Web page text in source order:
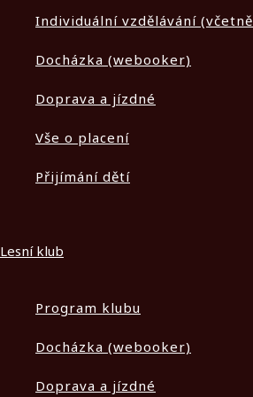
Individuální vzdělávání
Docházka (webooker)
Doprava a jízdné
Vše o placení
Přijímání dětí
Lesní klub
Program klubu
Docházka (webooker)
Doprava a jízdné